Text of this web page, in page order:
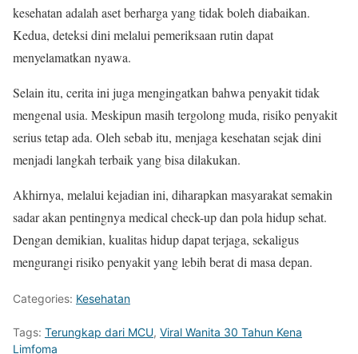
kesehatan adalah aset berharga yang tidak boleh diabaikan.
Kedua, deteksi dini melalui pemeriksaan rutin dapat
menyelamatkan nyawa.
Selain itu, cerita ini juga mengingatkan bahwa penyakit tidak
mengenal usia. Meskipun masih tergolong muda, risiko penyakit
serius tetap ada. Oleh sebab itu, menjaga kesehatan sejak dini
menjadi langkah terbaik yang bisa dilakukan.
Akhirnya, melalui kejadian ini, diharapkan masyarakat semakin
sadar akan pentingnya medical check-up dan pola hidup sehat.
Dengan demikian, kualitas hidup dapat terjaga, sekaligus
mengurangi risiko penyakit yang lebih berat di masa depan.
Categories: Kesehatan
Tags: Terungkap dari MCU, Viral Wanita 30 Tahun Kena
Limfoma